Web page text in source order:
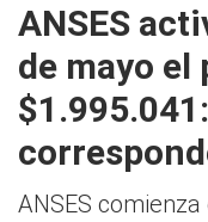
ANSES
de mayo el
ANSES